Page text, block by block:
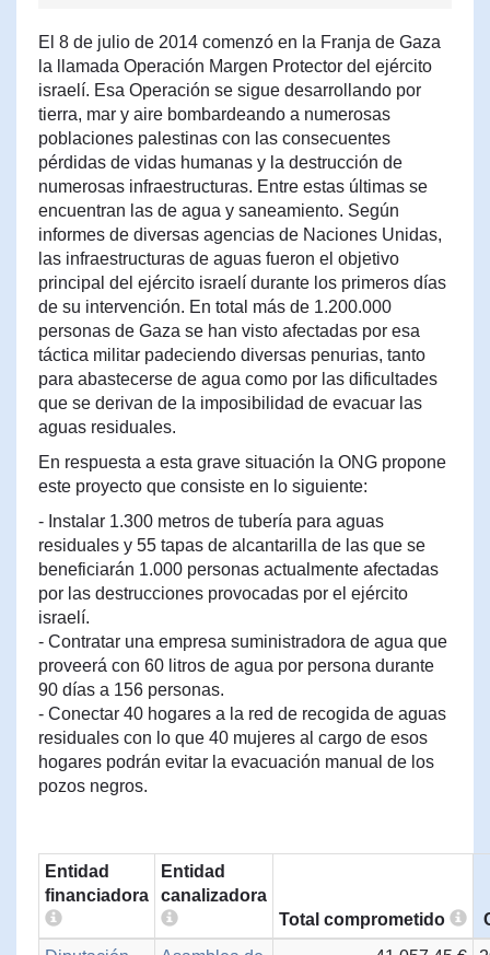
El 8 de julio de 2014 comenzó en la Franja de Gaza
la llamada Operación Margen Protector del ejército
israelí. Esa Operación se sigue desarrollando por
tierra, mar y aire bombardeando a numerosas
poblaciones palestinas con las consecuentes
pérdidas de vidas humanas y la destrucción de
numerosas infraestructuras. Entre estas últimas se
encuentran las de agua y saneamiento. Según
informes de diversas agencias de Naciones Unidas,
las infraestructuras de aguas fueron el objetivo
principal del ejército israelí durante los primeros días
de su intervención. En total más de 1.200.000
personas de Gaza se han visto afectadas por esa
táctica militar padeciendo diversas penurias, tanto
para abastecerse de agua como por las dificultades
que se derivan de la imposibilidad de evacuar las
aguas residuales.
En respuesta a esta grave situación la ONG propone
este proyecto que consiste en lo siguiente:
- Instalar 1.300 metros de tubería para aguas
residuales y 55 tapas de alcantarilla de las que se
beneficiarán 1.000 personas actualmente afectadas
por las destrucciones provocadas por el ejército
israelí.
- Contratar una empresa suministradora de agua que
proveerá con 60 litros de agua por persona durante
90 días a 156 personas.
- Conectar 40 hogares a la red de recogida de aguas
residuales con lo que 40 mujeres al cargo de esos
hogares podrán evitar la evacuación manual de los
pozos negros.
Entidad
financiadora
Entidad
canalizadora
Total comprometido